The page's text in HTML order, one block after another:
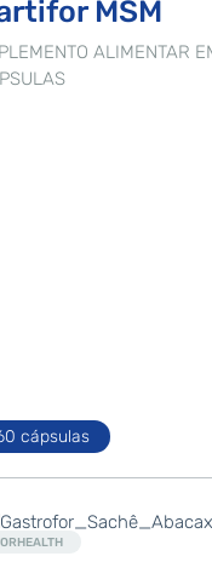
MSM
ALIMENTAR
cápsulas